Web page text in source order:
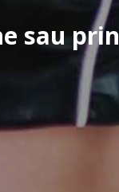
sau prin